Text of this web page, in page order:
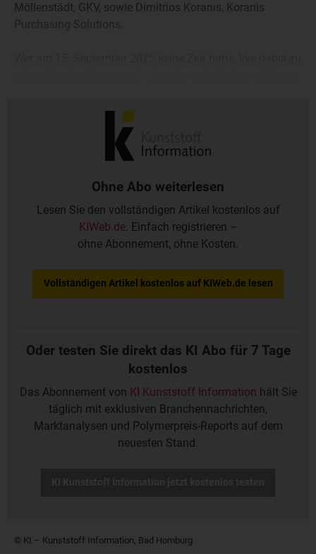
Möllenstädt, GKV, sowie Dimitrios Koranis, Koranis
Purchasing Solutions.
anschauen und -hören:
Ohne Abo weiterlesen
Lesen Sie den vollständigen Artikel kostenlos auf
KIWeb.de. Einfach registrieren –
ohne Abonnement, ohne Kosten.
Vollständigen Artikel kostenlos auf KIWeb.de lesen
Oder testen Sie direkt das KI Abo für 7 Tage
kostenlos
Das Abonnement von KI Kunststoff Information hält Sie
täglich mit exklusiven Branchennachrichten,
Marktanalysen und Polymerpreis-Reports auf dem
neuesten Stand.
© KI – Kunststoff Information, Bad Homburg